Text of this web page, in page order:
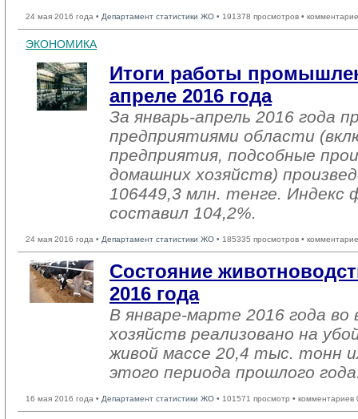
24 мая 2016 года • Департамент статистики ЖО • 191378 просмотров •
ЭКОНОМИКА
Итоги работы
апреле 2016 года
За январь-апрель 2016 года
предприятиями области
предприятия, подсобные
домашних хозяйств)
106449,3 млн. тенге. Индекс
составил 104,2%.
24 мая 2016 года • Департамент статистики ЖО • 185335 просмотров •
Состояние
2016 года
В январе-марте 2016 года во
хозяйств реализовано на
живой массе 20,4 тыс. тонн
этого периода прошлого
16 мая 2016 года • Департамент статистики ЖО • 101571 просмотр • комментариев